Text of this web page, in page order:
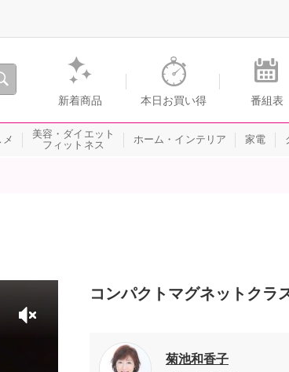
テレビショッピングのショップチャンネル
新着商品 本日お買い得 番組表
メ
美容・ダイエット
フィットネス
ホーム・インテリア 家電
コンパクトマグネットクラ
菊池和香子